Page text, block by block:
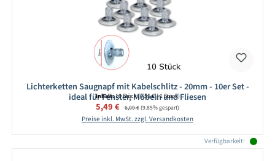
Lichterketten Saugnapf mit Kabelschlitz - 20mm - 10er Set -
ideal für Fenster, Möbeln und Fliesen
Inhalt:10 Stück(0,55 € / 1 Stück)
Verkaufspreis:
5,49 € Regulärer Preis:
6,09 €(9.85% gespart)
Preise inkl. MwSt. zzgl. Versandkosten
Verfügbarkeit: